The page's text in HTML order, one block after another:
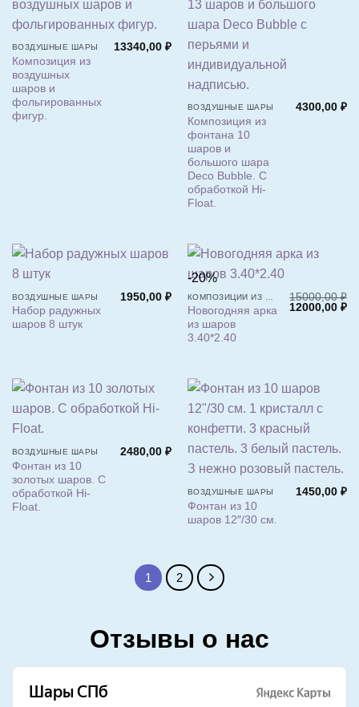
ВОЗДУШНЫЕ ШАРЫ
Композиция из
воздушных
шаров и
фольгированных
фигур.
13340,00₽
ВОЗДУШНЫЕ ШАРЫ
Композиция из
фонтана 10
шаров и
большого шара
Deco Bubble. С
обработкой Hi-
Float.
4300,00₽
ВОЗДУШНЫЕ ШАРЫ
Набор радужных
шаров 8 штук
1950,00₽
-20%
Новогодняя арка
из шаров
3.40*2.40
15000,00₽
12000,00₽
ВОЗДУШНЫЕ ШАРЫ
Фонтан из 10
золотых шаров. С
обработкой Hi-
Float.
2480,00₽
ВОЗДУШНЫЕ ШАРЫ
Фонтан из 10
шаров 12″/30 см.
1450,00₽
1 2
Отзывы о нас